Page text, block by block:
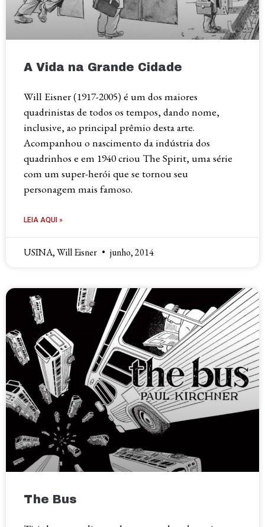
A Vida na Grande Cidade
Will Eisner (1917-2005) é um dos maiores
quadrinistas de todos os tempos, dando nome,
inclusive, ao principal prêmio desta arte.
Acompanhou o nascimento da indústria dos
quadrinhos e em 1940 criou The Spirit, uma série
com um super-herói que se tornou seu
personagem mais famoso.
LEIA AQUI »
USINA, Will Eisner junho, 2014
The Bus